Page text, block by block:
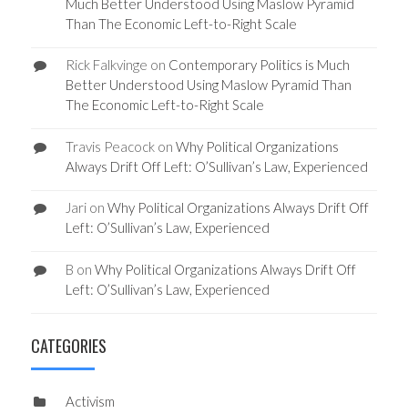
Than The Economic Left-to-Right Scale
Rick Falkvinge on Contemporary Politics is Much
Better Understood Using Maslow Pyramid Than
The Economic Left-to-Right Scale
Travis Peacockon Why Political Organizations
Always Drift Off Left: O’Sullivan’s Law, Experienced
Jarion Why Political Organizations Always Drift Off
Left: O’Sullivan’s Law, Experienced
B on Why Political Organizations Always Drift Off
Left: O’Sullivan’s Law, Experienced
CATEGORIES
Activism